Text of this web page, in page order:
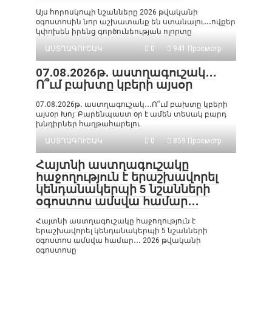
Այս հորոսկոպի նշանները 2026 թվականի
օգոստոսին նոր աշխատանք են ստանալու․․․ովքեր
կփոխեն իրենց գործունեության ոլորտը
ԱՍՏՂԱԳՈՒՇԱԿ
0 941 Просмотр
07․08․2026թ․ աստղագուշակ․․․
Ո՞ւմ բախտը կբերի այսօր
07․08․2026թ․ աստղագուշակ․․․Ո՞ւմ բախտը կբերի
այսօր Խոյ: Բարենպաստ օր է ամեն տեսակ բարդ
խնդիրներ հաղթահարելու
ԱՍՏՂԱԳՈՒՇԱԿ
0 859 Просмотр
Հայտնի աստղագուշակը
հաջողություն է երաշխավորել
կենդանակերպի 5 նշանների
օգոստոս ամսվա համար․․․
Հայտնի աստղագուշակը հաջողություն է
երաշխավորել կենդանակերպի 5 նշանների
օգոստոս ամսվա համար․․․ 2026 թվականի
օգոստոսը